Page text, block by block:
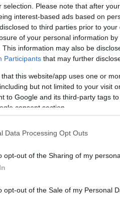
selection. Please note that after
interest-based ads based on
to third parties prior to
of your personal information
This information may also be
Participants that may further
that this website/app uses one or
but not limited to your visit
to Google and its third-party tags
consent section.
Data Processing Opt Outs
opt-out of the Sharing of my
opt-out of the Sale of my Personal
ένα ή το άλλο βιβλίο,
τους αντίστοιχους
του
όπου στους
οποίο η Άννα πηγαίνει
χιονοθύελλα. Η
ήταν τα
χώρα των θαυμάτων”
του τσαγιού El
η οποία ευελπιστεί
για τους